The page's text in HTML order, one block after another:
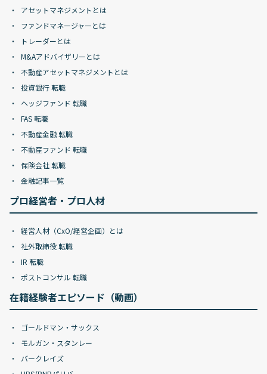
アセットマネジメントとは
ファンドマネージャーとは
トレーダーとは
M&Aアドバイザリーとは
不動産アセットマネジメントとは
投資銀行 転職
ヘッジファンド 転職
FAS 転職
不動産金融 転職
不動産ファンド 転職
保険会社 転職
金融記事一覧
プロ経営者・プロ人材
経営人材（CxO/経営企画）とは
社外取締役 転職
IR 転職
ポストコンサル 転職
在籍経験者エピソード（動画）
ゴールドマン・サックス
モルガン・スタンレー
バークレイズ